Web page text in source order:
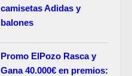
camisetas Adidas y
balones
Promo ElPozo Rasca y
Gana 40.000€ en premios: